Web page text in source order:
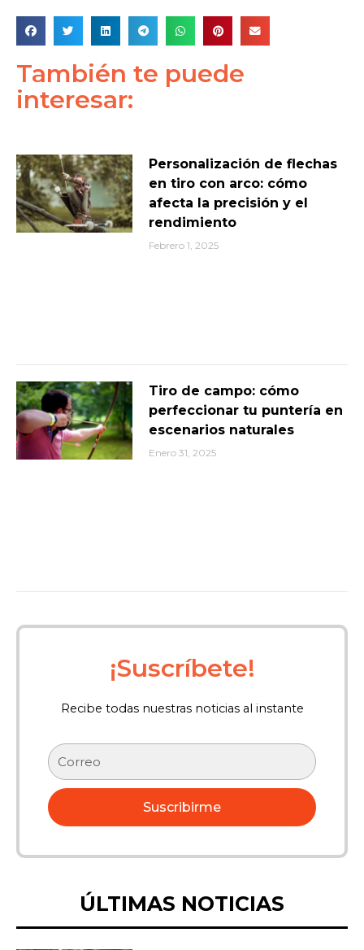
También te puede
interesar:
Personalización de flechas
en tiro con arco: cómo
afecta la precisión y el
rendimiento
Febrero 1, 2025
Tiro de campo: cómo
perfeccionar tu puntería en
escenarios naturales
Enero 31, 2025
¡Suscríbete!
Recibe todas nuestras noticias al instante
Correo
electrónico
Suscribirme
ÚLTIMAS NOTICIAS